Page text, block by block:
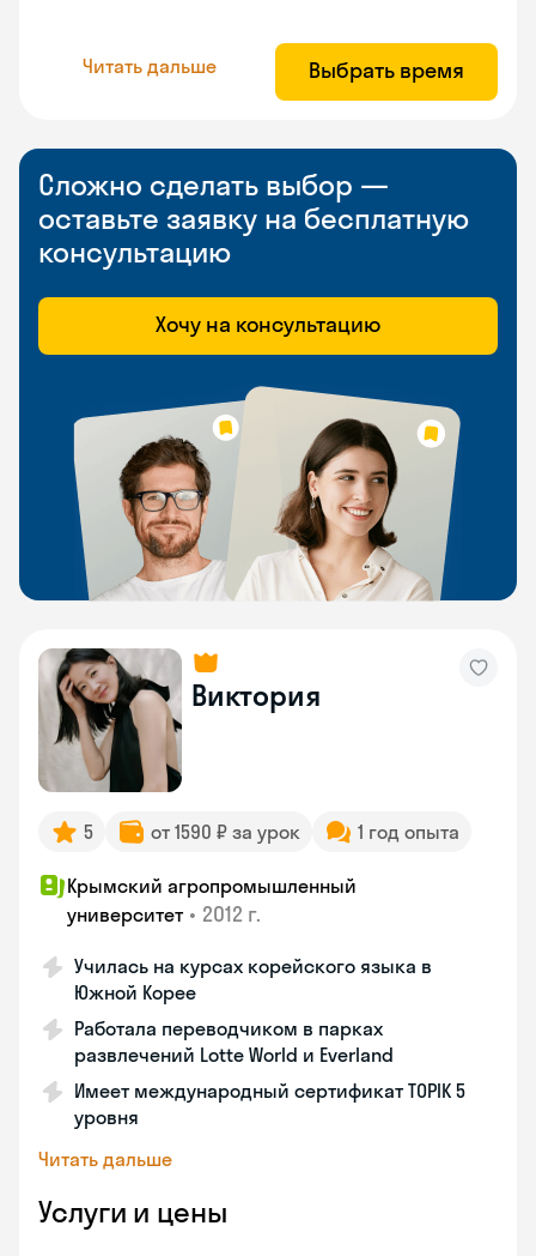
Читать дальше Выбрать время
Сложно сделать выбор —
оставьте заявку на бесплатную
консультацию
Хочу на консультацию
Виктория
5 от 1590 ₽ за урок 1 год опыта
Крымский агропромышленный
университет • 2012 г.
Училась на курсах корейского языка в
Южной Корее
Работала переводчиком в парках
развлечений Lotte World и Everland
Имеет международный сертификат TOPIK 5
уровня
Читать дальше
Услуги и цены